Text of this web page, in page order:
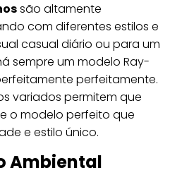
são altamente
com diferentes estilos e
casual diário ou para um
sempre um modelo Ray-
perfeitamente.
variados permitem que
o modelo perfeito que
e estilo único.
Ambiental